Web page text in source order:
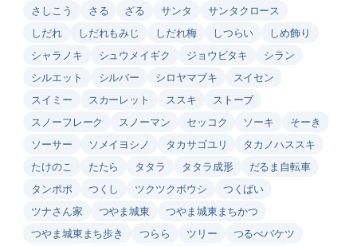
さしこう
さる ざる サンタ
サンタクロース
しだれ
しだれもみじ しだれ梅 しつらい
しめ飾り
シャラノキ
シュウメイギク ジョウビタキ
シラン
シルエット
シルバー シロヤマブキ
スイセン
スイミー
スカーレット ススキ
ストーブ
スノーフレーク
スノーマン セッコク ソーキ
そーき
ソーサー
ソメイヨシノ タカサゴユリ
タカノハススキ
たけのこ
たたら タタラ タタラ成形
だるま自転車
タンポポ
つくし ツクツクボウシ
つくばい
ツナさん家
つやま城東
つやま城東まちかつ
つやま城東まち歩き
つらら ツリー
つるべバケツ